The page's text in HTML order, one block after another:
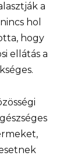
a
hol
hogy
ellátás a